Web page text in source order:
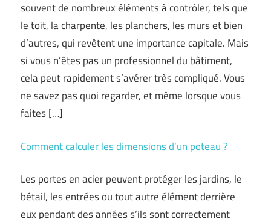
souvent de nombreux éléments à contrôler, tels que
le toit, la charpente, les planchers, les murs et bien
d’autres, qui revêtent une importance capitale. Mais
si vous n’êtes pas un professionnel du bâtiment,
cela peut rapidement s’avérer très compliqué. Vous
ne savez pas quoi regarder, et même lorsque vous
faites […]
Comment calculer les dimensions d’un poteau ?
Les portes en acier peuvent protéger les jardins, le
bétail, les entrées ou tout autre élément derrière
eux pendant des années s’ils sont correctement